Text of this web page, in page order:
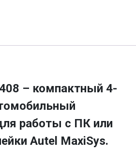
– компактный 4-
работы с ПК или
Autel MaxiSys.